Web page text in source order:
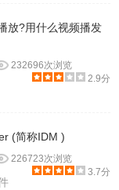
放?用什么视频播发
232696次浏览
2.9分
(简称IDM )
226723次浏览
3.7分